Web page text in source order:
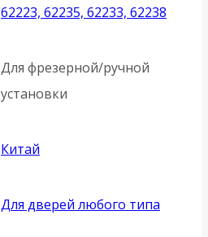
62223, 62235, 62233, 62238
Для фрезерной/ручной
установки
Китай
Для дверей любого типа